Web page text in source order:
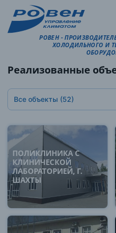
РОВЕН -
ХОЛОДИЛЬНОГО И
Реализованные
Все объекты (52)
ПОЛИКЛИНИКА С
КЛИНИЧЕСКОЙ
ЛАБОРАТОРИЕЙ, Г.
ШАХТЫ